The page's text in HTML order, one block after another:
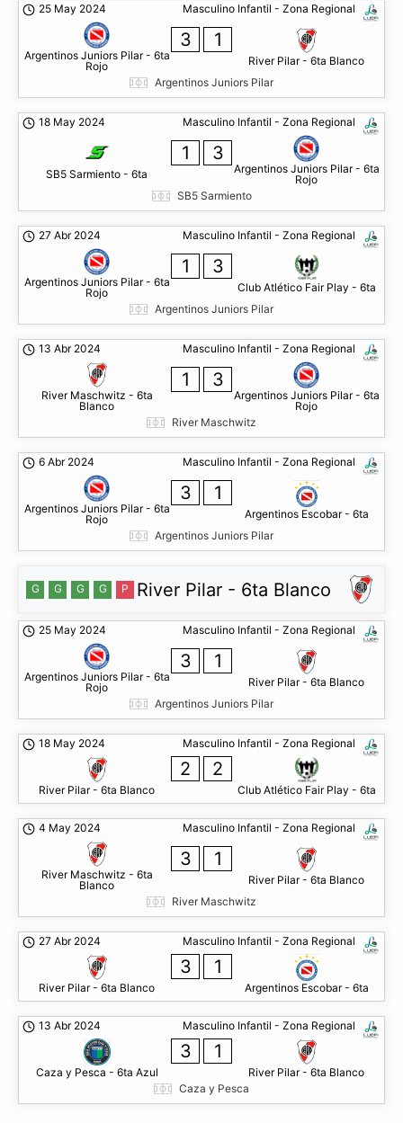
Masculino Infantil - Zona Regional
25 May 2024
Argentinos Juniors Pilar - 6ta
Rojo
3 1
River Pilar - 6ta Blanco
Argentinos Juniors Pilar
Masculino Infantil - Zona Regional
18 May 2024
SB5 Sarmiento - 6ta
1 3
Argentinos Juniors Pilar - 6ta
Rojo
SB5 Sarmiento
Masculino Infantil - Zona Regional
27 Abr 2024
Argentinos Juniors Pilar - 6ta
Rojo
1 3
Club Atlético Fair Play - 6ta
Argentinos Juniors Pilar
Masculino Infantil - Zona Regional
13 Abr 2024
River Maschwitz - 6ta
Blanco
1 3
Argentinos Juniors Pilar - 6ta
Rojo
River Maschwitz
Masculino Infantil - Zona Regional
6 Abr 2024
Argentinos Juniors Pilar - 6ta
Rojo
3 1
Argentinos Escobar - 6ta
Argentinos Juniors Pilar
River Pilar - 6ta Blanco
G G G G P
Masculino Infantil - Zona Regional
25 May 2024
Argentinos Juniors Pilar - 6ta
Rojo
3 1
River Pilar - 6ta Blanco
Argentinos Juniors Pilar
Masculino Infantil - Zona Regional
18 May 2024
River Pilar - 6ta Blanco
2 2
Club Atlético Fair Play - 6ta
Masculino Infantil - Zona Regional
4 May 2024
River Maschwitz - 6ta
Blanco
3 1
River Pilar - 6ta Blanco
River Maschwitz
Masculino Infantil - Zona Regional
27 Abr 2024
River Pilar - 6ta Blanco
3 1
Argentinos Escobar - 6ta
Masculino Infantil - Zona Regional
13 Abr 2024
Caza y Pesca - 6ta Azul
3 1
River Pilar - 6ta Blanco
Caza y Pesca